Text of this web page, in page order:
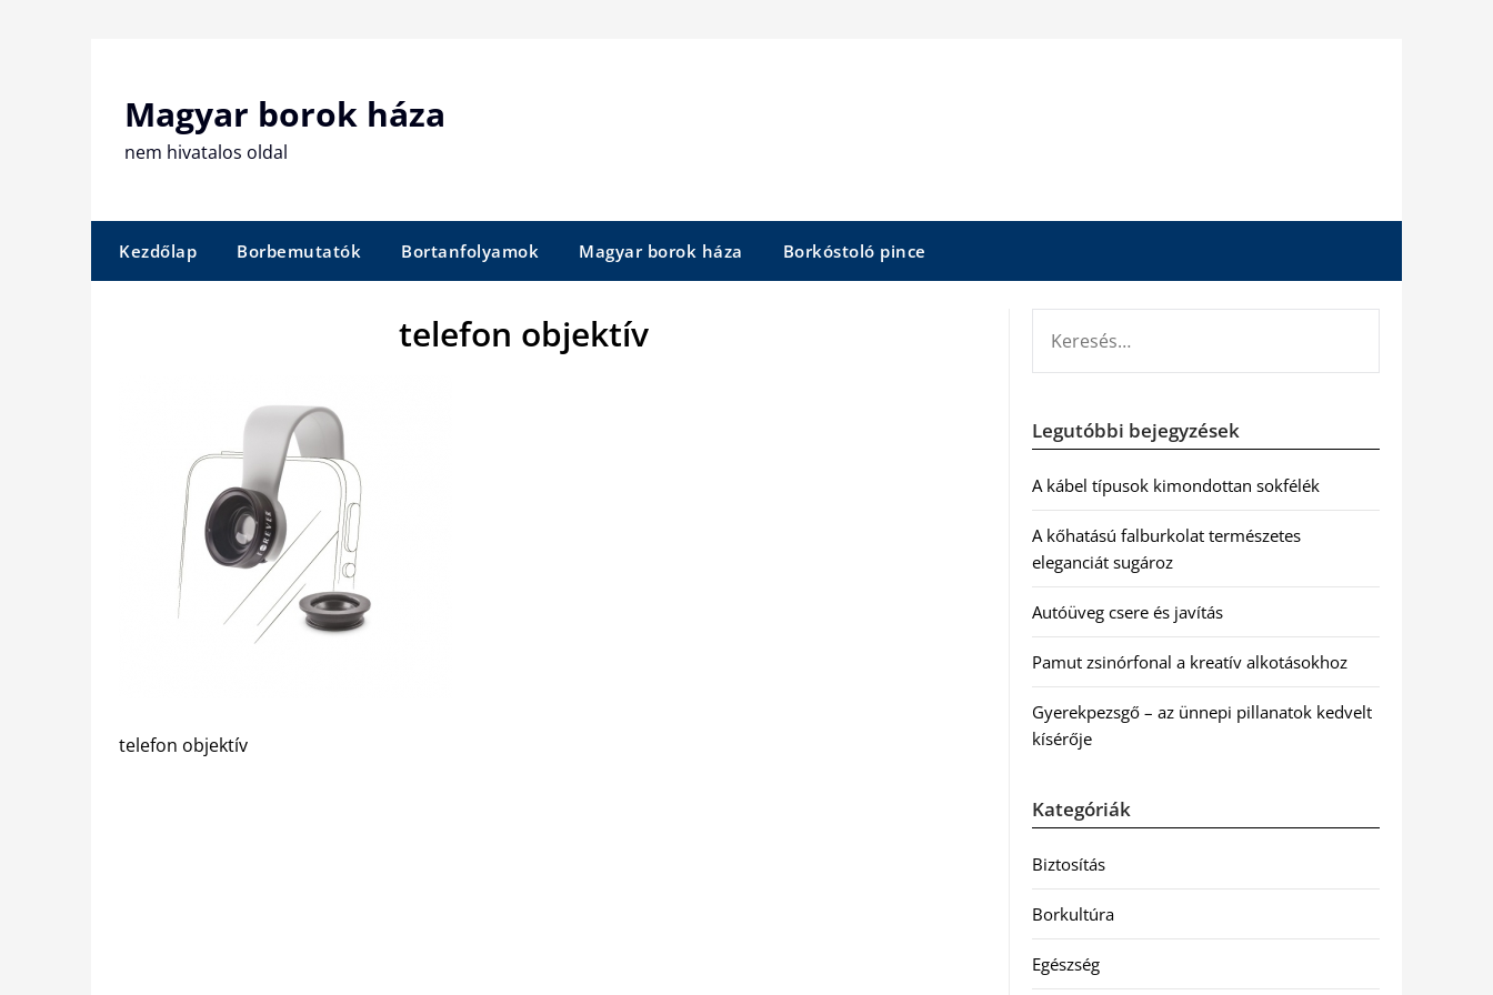
Magyar borok háza
nem hivatalos oldal
Kezdőlap Borbemutatók Bortanfolyamok Magyar borok háza Borkóstoló pince
telefon objektív
telefon objektív
Legutóbbi bejegyzések
A kábel típusok kimondottan sokfélék
A kőhatású falburkolat természetes
eleganciát sugároz
Autóüveg csere és javítás
Pamut zsinórfonal a kreatív alkotásokhoz
Gyerekpezsgő – az ünnepi pillanatok kedvelt
kísérője
Kategóriák
Biztosítás
Borkultúra
Egészség